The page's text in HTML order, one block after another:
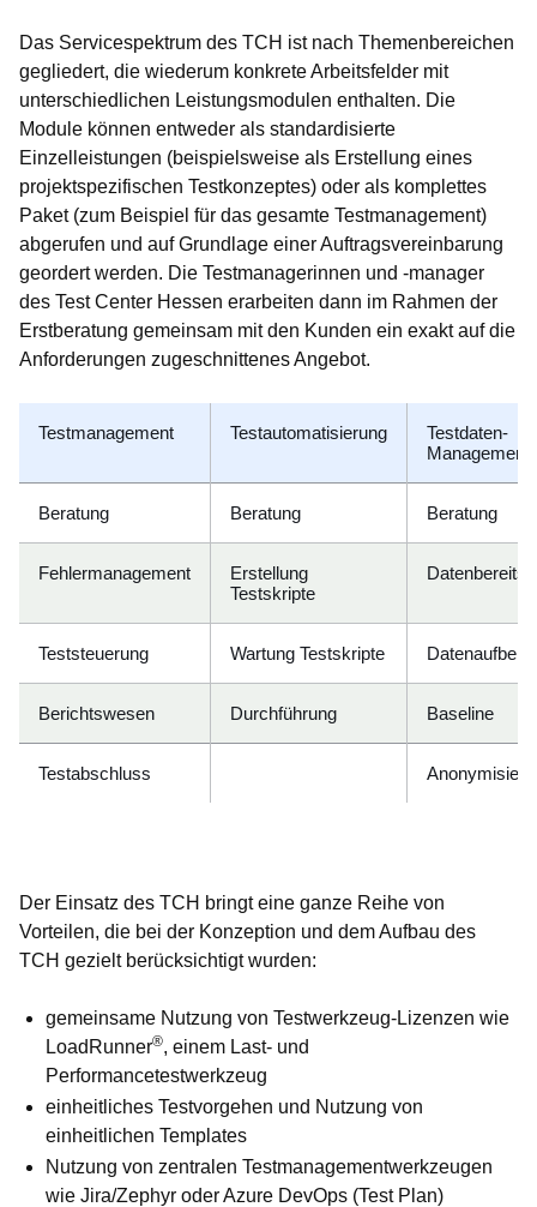
Das Servicespektrum des TCH ist nach Themenbereichen
gegliedert, die wiederum konkrete Arbeitsfelder mit
unterschiedlichen Leistungsmodulen enthalten. Die
Module können entweder als standardisierte
Einzelleistungen (beispielsweise als Erstellung eines
projektspezifischen Testkonzeptes) oder als komplettes
Paket (zum Beispiel für das gesamte Testmanagement)
abgerufen und auf Grundlage einer Auftragsvereinbarung
geordert werden. Die Testmanagerinnen und -manager
des Test Center Hessen erarbeiten dann im Rahmen der
Erstberatung gemeinsam mit den Kunden ein exakt auf die
Anforderungen zugeschnittenes Angebot.
Testmanagement Testautomatisierung
Testdaten-
Management
Beratung Beratung Beratung
Fehlermanagement
Erstellung
Testskripte
Teststeuerung Wartung Testskripte
Berichtswesen Durchführung Baseline
Testabschluss
Der Einsatz des TCH bringt eine ganze Reihe von
Vorteilen, die bei der Konzeption und dem Aufbau des
TCH gezielt berücksichtigt wurden:
gemeinsame Nutzung von Testwerkzeug-Lizenzen wie
LoadRunner®, einem Last- und
Performancetestwerkzeug
einheitliches Testvorgehen und Nutzung von
einheitlichen Templates
Nutzung von zentralen Testmanagementwerkzeugen
wie Jira/Zephyr oder Azure DevOps (Test Plan)